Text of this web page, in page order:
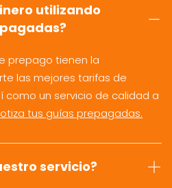
utilizando
prepago tienen la
las mejores tarifas de
como un servicio de calidad a
tus guías prepagadas.
servicio?